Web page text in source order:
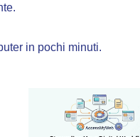
in pochi minuti.